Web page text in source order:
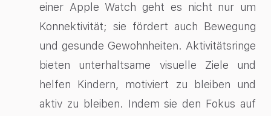
einer Apple Watch geht es nicht nur um
Konnektivität; sie fördert auch Bewegung
und gesunde Gewohnheiten. Aktivitätsringe
bieten unterhaltsame visuelle Ziele und
helfen Kindern, motiviert zu bleiben und
aktiv zu bleiben. Indem sie den Fokus auf